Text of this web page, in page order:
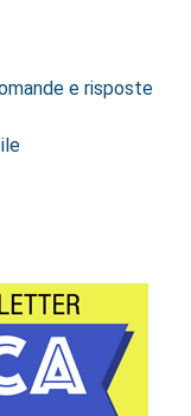
e risposte